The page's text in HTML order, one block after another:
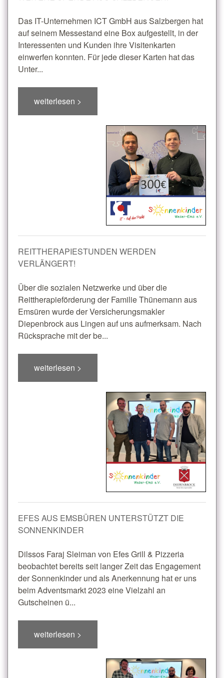
Das IT-Unternehmen ICT GmbH aus Salzbergen hat
auf seinem Messestand eine Box aufgestellt, in der
Interessenten und Kunden ihre Visitenkarten
einwerfen konnten. Für jede dieser Karten hat das
Unter...
weiterlesen >
REITTHERAPIESTUNDEN WERDEN
VERLÄNGERT!
Über die sozialen Netzwerke und über die
Reittherapieförderung der Familie Thünemann aus
Emsüren wurde der Versicherungsmakler
Diepenbrock aus Lingen auf uns aufmerksam. Nach
Rücksprache mit der be...
weiterlesen >
EFES AUS EMSBÜREN UNTERSTÜTZT DIE
SONNENKINDER
Dilssos Faraj Sleiman von Efes Grill & Pizzeria
beobachtet bereits seit langer Zeit das Engagement
der Sonnenkinder und als Anerkennung hat er uns
beim Adventsmarkt 2023 eine Vielzahl an
Gutscheinen ü...
weiterlesen >